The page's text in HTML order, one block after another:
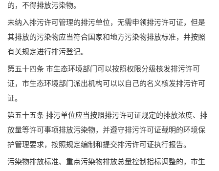
的，不得排放污染物。
未纳入排污许可管理的排污单位，无需申领排污许可证，但是
其排放的污染物应当符合国家和地方污染物排放标准，并按照
有关规定进行排污登记。
第五十四条 市生态环境部门可以按照权限分级核发排污许可
证，市生态环境部门派出机构可以以自己的名义核发排污许可
证。
第五十五条 排污单位应当按照排污许可证规定的排放浓度、排
放量等许可事项排放污染物，并遵守排污许可证载明的环境保
护管理要求，按照规定编制和提交排污许可证执行报告。
污染物排放标准、重点污染物排放总量控制指标调整的，市生